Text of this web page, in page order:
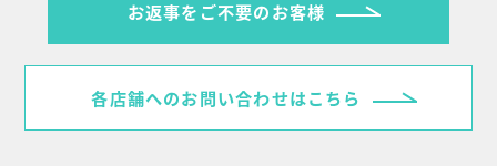
お返事をご不要のお客様
各店舗へのお問い合わせはこちら